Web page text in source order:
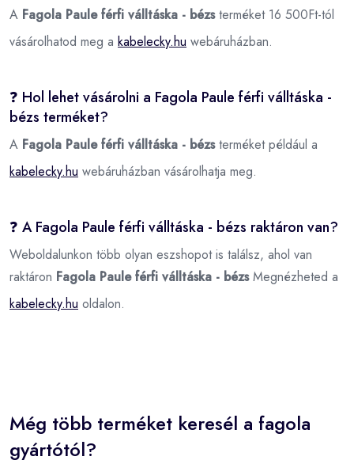
A Fagola Paule férfi válltáska - bézsterméket 16 500Ft-tól
vásárolhatod meg a kabelecky.hu webáruházban.
❓ Hol lehet vásárolni a Fagola Paule férfi válltáska -
bézs terméket?
A Fagola Paule férfi válltáska - bézsterméket például a
kabelecky.hu webáruházban vásárolhatja meg.
❓ A Fagola Paule férfi válltáska - bézs raktáron van?
Weboldalunkon több olyan eszshopot is találsz, ahol van
raktáron Fagola Paule férfi válltáska - bézsMegnézheted a
kabelecky.hu oldalon.
Még több terméket keresél a fagola
gyártótól?